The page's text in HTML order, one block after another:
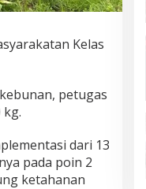
Kelas
petugas
dari 13
pada poin 2
ketahanan